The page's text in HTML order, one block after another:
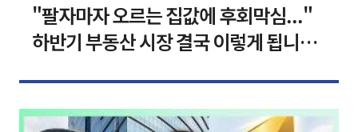
"팔자마자 오르는 집값에 후회막심..."
하반기 부동산 시장 결국 이렇게 됩니다 I